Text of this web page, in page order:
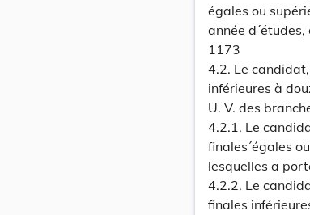
égales ou
année
1173
4.2. Le
inférieures à
U. V. des
4.2.1. Le
finales´égales
lesquelles a
4.2.2. Le
finales